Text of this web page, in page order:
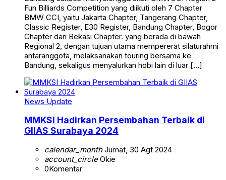
Fun Billiards Competition yang diikuti oleh 7 Chapter
BMW CCI, yaitu Jakarta Chapter, Tangerang Chapter,
Classic Register, E30 Register, Bandung Chapter, Bogor
Chapter dan Bekasi Chapter. yang berada di bawah
Regional 2, dengan tujuan utama mempererat silaturahmi
antaranggota, melaksanakan touring bersama ke
Bandung, sekaligus menyalurkan hobi lain di luar […]
News Update
MMKSI Hadirkan Persembahan Terbaik di
GIIAS Surabaya 2024
calendar_monthJumat, 30 Agt 2024
account_circleOkie
0Komentar